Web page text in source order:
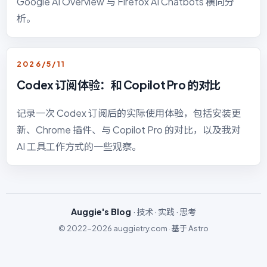
析。
2026/5/11
Codex 订阅体验：和 Copilot Pro 的对比
记录一次 Codex 订阅后的实际使用体验，包括安装更
新、Chrome 插件、与 Copilot Pro 的对比，以及我对
AI 工具工作方式的一些观察。
Auggie's Blog · 技术 · 实践 · 思考
© 2022-2026 auggietry.com ·基于Astro